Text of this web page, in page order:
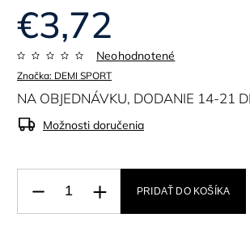
Značka: DEMI SPORT
Neohodnotené
€3,72
NA OBJEDNÁVKU, DODANIE 14-21
Možnosti doručenia
PRIDAŤ DO KOŠÍKA